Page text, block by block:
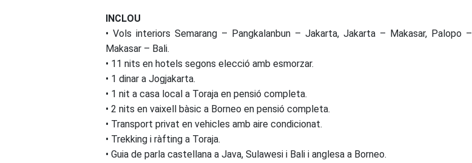
INCLOU
• Vols interiors Semarang – Pangkalanbun – Jakarta, Jakarta – Makasar, Palopo –
Makasar – Bali.
• 11 nits en hotels segons elecció amb esmorzar.
• 1 dinar a Jogjakarta.
• 1 nit a casa local a Toraja en pensió completa.
• 2 nits en vaixell bàsic a Borneo en pensió completa.
• Transport privat en vehicles amb aire condicionat.
• Trekking i ràfting a Toraja.
• Guia de parla castellana a Java, Sulawesi i Bali i anglesa a Borneo.